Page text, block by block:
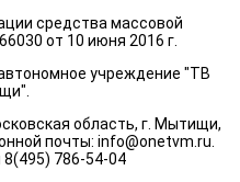
средства массовой
от 10 июня 2016 г.
учреждение "ТВ
область, г. Мытищи,
почты: info@onetvm.ru
786-54-04